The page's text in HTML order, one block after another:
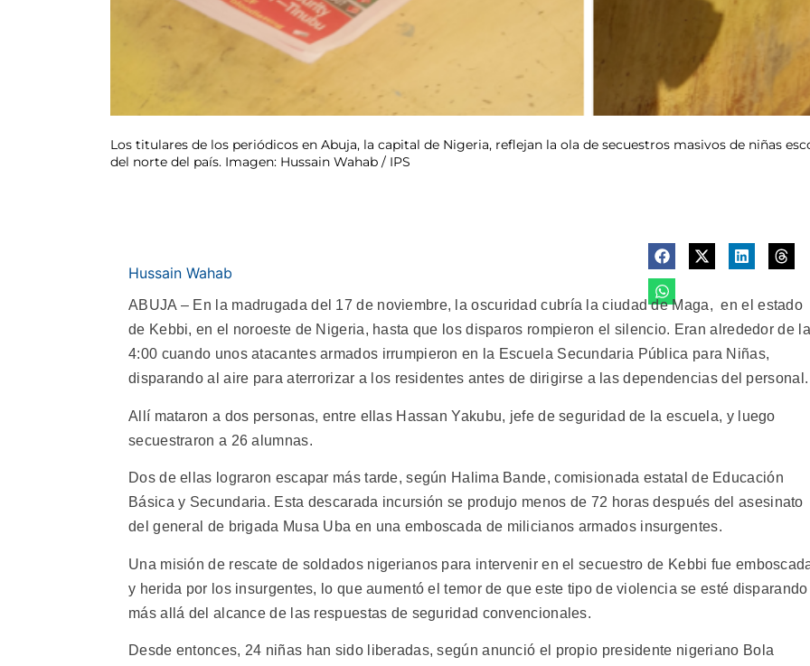
Los titulares de los periódicos en Abuja, la capital de Nigeria, reflejan la ola de secuestros masivos de niñas
del norte del país. Imagen: Hussain Wahab / IPS
Hussain Wahab
ABUJA – En la madrugada del 17 de noviembre, la oscuridad cubría la ciudad de Maga, en el estado
de Kebbi, en el noroeste de Nigeria, hasta que los disparos rompieron el silencio. Eran alrededor de
4:00 cuando unos atacantes armados irrumpieron en la Escuela Secundaria Pública para Niñas,
disparando al aire para aterrorizar a los residentes antes de dirigirse a las dependencias del personal.
Allí mataron a dos personas, entre ellas Hassan Yakubu, jefe de seguridad de la escuela, y luego
secuestraron a 26 alumnas.
Dos de ellas lograron escapar más tarde, según Halima Bande, comisionada estatal de Educación
Básica y Secundaria. Esta descarada incursión se produjo menos de 72 horas después del asesinato
del general de brigada Musa Uba en una emboscada de milicianos armados insurgentes.
Una misión de rescate de soldados nigerianos para intervenir en el secuestro de Kebbi fue
y herida por los insurgentes, lo que aumentó el temor de que este tipo de violencia se esté disparando
más allá del alcance de las respuestas de seguridad convencionales.
Desde entonces, 24 niñas han sido liberadas, según anunció el propio presidente nigeriano Bola